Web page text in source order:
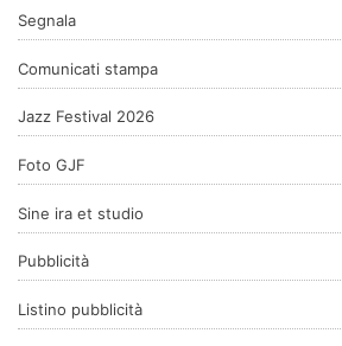
Segnala
Comunicati stampa
Jazz Festival 2026
Foto GJF
Sine ira et studio
Pubblicità
Listino pubblicità